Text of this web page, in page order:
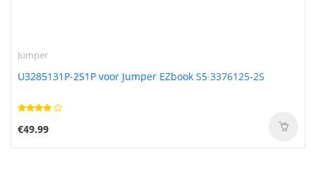
Jumper
U3285131P-2S1P voor Jumper EZbook S5 3376125-2S
€49.99